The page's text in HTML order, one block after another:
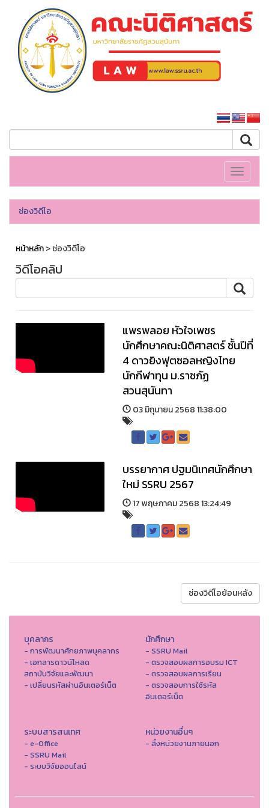
Toggle
ช่องวิดีโอ
หน้าหลัก> ช่องวิดีโอ
วิดีโอคลิป
แพรพลอย หัวใจเพชร
นักศึกษาคณะนิติศาสตร์ ชั้นปีที่
4 ดาวยิงฟุตซอลหญิงไทย
นักกีฬาทุน ม.ราชภัฏ
สวนสุนันทา
03 มิถุนายน 2568 11:38:00
บรรยากาศ ปฐมนิเทศนักศึกษา
ใหม่ SSRU 2567
17 พฤษภาคม 2568 13:24:49
ช่องวิดีโอย้อนหลัง
บุคลากร
- การพัฒนาศักยภาพบุคลากร
- เอกสารดาวน์โหลด
สถาบันวิจัยและพัฒนา
- เปลี่ยนรหัสผ่านอินเตอร์เน็ต
นักศึกษา
- SSRU Mail
- ตรวจสอบผลการอบรม ICT
- ตรวจสอบผลการเรียน
- ตรวจสอบการใช้รหัส
อินเตอร์เน็ต
ระบบสารสนเทศ
- e-Office
- SSRU Mail
- ระบบวิจัยออนไลน์
หน่วยงานอื่นๆ
- ลิ้งหน่วยงานภายนอก